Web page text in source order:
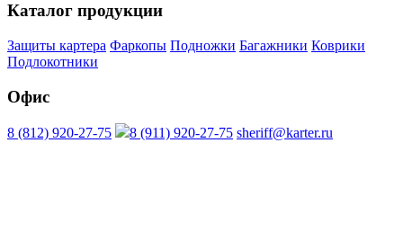
Каталог продукции
Защиты картера Фаркопы Подножки Багажники Коврики
Подлокотники
Офис
8 (812) 920-27-75 8 (911) 920-27-75 sheriff@karter.ru